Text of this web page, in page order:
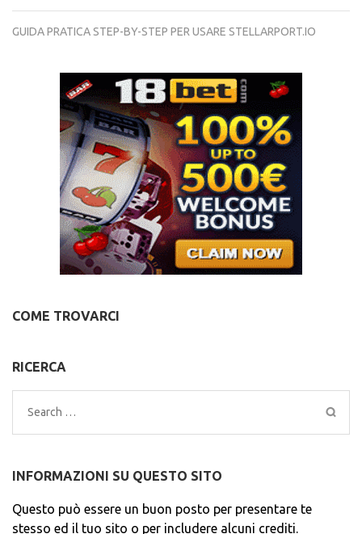
GUIDA PRATICA STEP-BY-STEP PER USARE STELLARPORT.IO
COME TROVARCI
RICERCA
Search
for:
INFORMAZIONI SU QUESTO SITO
Questo può essere un buon posto per presentare te
stesso ed il tuo sito o per includere alcuni crediti.